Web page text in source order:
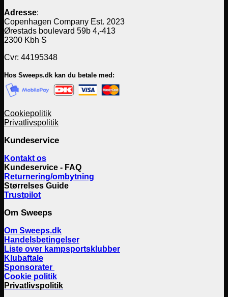
Adresse:
Copenhagen Company Est. 2023
Ørestads boulevard 59b 4,-413
2300 Kbh S
Cvr: 44195348
Hos Sweeps.dk kan du betale med:
Cookiepolitik
Privatlivspolitik
Kundeservice
Kontakt os
Kundeservice - FAQ
Returnering/ombytning
Størrelses Guide
Trustpilot
Om Sweeps
Om Sweeps.dk
Handelsbetingelser
Liste over kampsportsklubber
Klubaftale
Sponsorater
Cookie politik
Privatlivspolitik